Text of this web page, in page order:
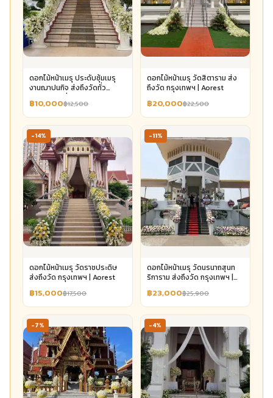
ดอกไม้หน้าเมรุ ประดับซุ้มเมรุ
งานฌาปนกิจ ส่งถึงวัดทั่ว
กรุงเทพฯ เริ่ม 10,000 | Aorest
฿10,000฿12,500
ดอกไม้หน้าเมรุ วัดสิตาราม ส่ง
ถึงวัด กรุงเทพฯ | Aorest
฿20,000฿22,500
-14%
ดอกไม้หน้าเมรุ วัดราชประดิษ
ส่งถึงวัด กรุงเทพฯ | Aorest
฿15,000฿17,500
-11%
ดอกไม้หน้าเมรุ วัดนรนาถสุนท
ริการาม ส่งถึงวัด กรุงเทพฯ |
฿23,000฿25,900
-7% -4%